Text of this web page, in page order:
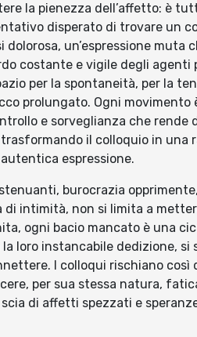
la pienezza dell’affetto: è
disperato di trovare un
un’espressione muta
costante e vigile degli agenti
per la spontaneità, per la
prolungato. Ogni movimento
e sorveglianza che rende
trasformando il colloquio in
espressione.
burocrazia
di intimità, non si limita a
ogni bacio mancato è una
loro instancabile dedizione,
I colloqui rischiano
per sua stessa natura,
di affetti spezzati e